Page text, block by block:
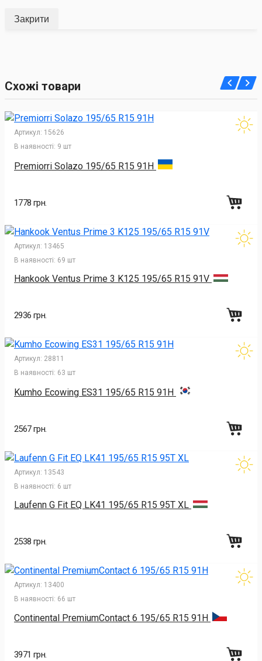
Закрити
Схожі товари
Артикул: 15626
В наявності: 9 шт
Premiorri Solazo 195/65 R15 91H
1778 грн.
Артикул: 13465
В наявності: 69 шт
Hankook Ventus Prime 3 K125 195/65 R15 91V
2936 грн.
Артикул: 28811
В наявності: 63 шт
Kumho Ecowing ES31 195/65 R15 91H
2567 грн.
Артикул: 13543
В наявності: 6 шт
Laufenn G Fit EQ LK41 195/65 R15 95T XL
2538 грн.
Артикул: 13400
В наявності: 66 шт
Continental PremiumContact 6 195/65 R15 91H
3971 грн.